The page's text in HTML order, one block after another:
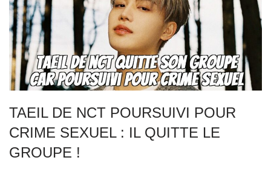
TAEIL DE NCT POURSUIVI POUR
CRIME SEXUEL : IL QUITTE LE
GROUPE !